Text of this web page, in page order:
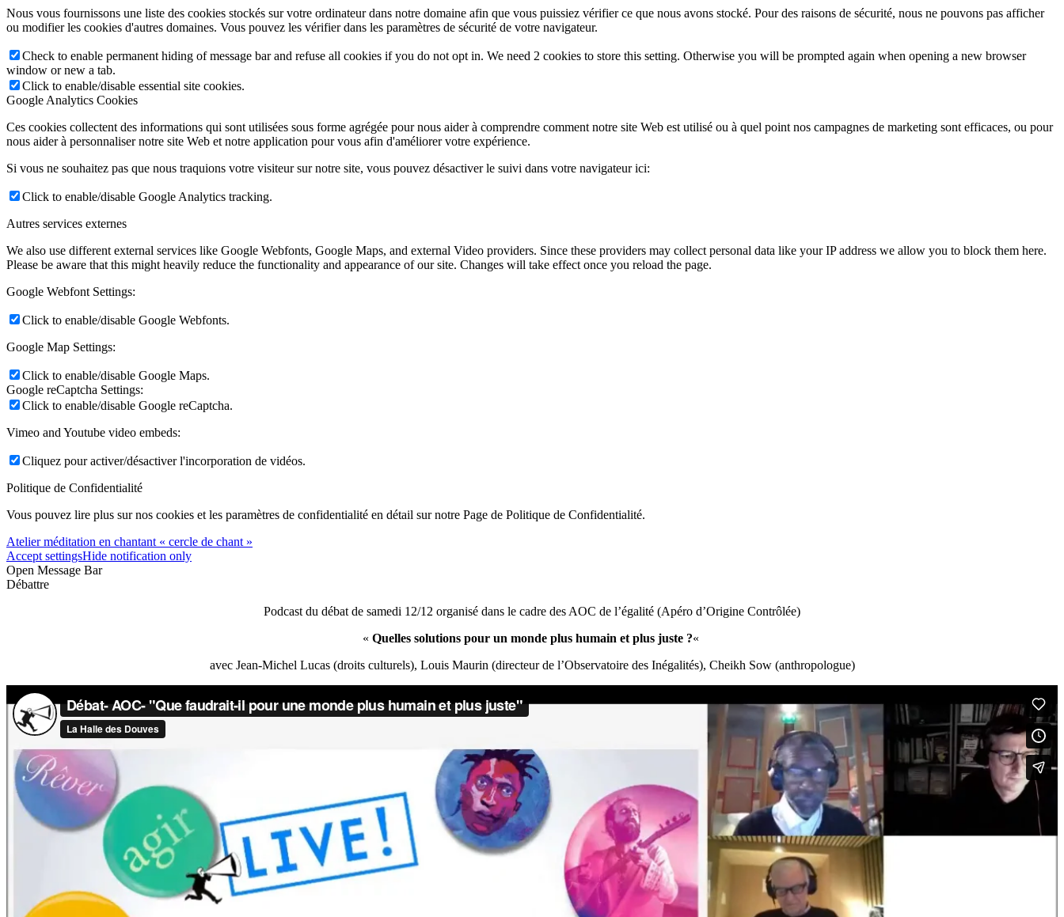
Nous vous fournissons une liste des cookies stockés sur votre ordinateur dans notre domaine afin que vous puissiez vérifier ce que nous avons stocké. Pour des raisons de sécurité, nous ne pouvons pas afficher
ou modifier les cookies d'autres domaines. Vous pouvez les vérifier dans les paramètres de sécurité de votre navigateur.
Check to enable permanent hiding of message bar and refuse all cookies if you do not opt in. We need 2 cookies to store this setting. Otherwise you will be prompted again when opening a new browser
window or new a tab.
Click to enable/disable essential site cookies.
Google Analytics Cookies
Ces cookies collectent des informations qui sont utilisées sous forme agrégée pour nous aider à comprendre comment notre site Web est utilisé ou à quel point nos campagnes de marketing sont efficaces, ou pour
nous aider à personnaliser notre site Web et notre application pour vous afin d'améliorer votre expérience.
Si vous ne souhaitez pas que nous traquions votre visiteur sur notre site, vous pouvez désactiver le suivi dans votre navigateur ici:
Click to enable/disable Google Analytics tracking.
Autres services externes
We also use different external services like Google Webfonts, Google Maps, and external Video providers. Since these providers may collect personal data like your IP address we allow you to block them here.
Please be aware that this might heavily reduce the functionality and appearance of our site. Changes will take effect once you reload the page.
Google Webfont Settings:
Click to enable/disable Google Webfonts.
Google Map Settings:
Click to enable/disable Google Maps.
Google reCaptcha Settings:
Click to enable/disable Google reCaptcha.
Vimeo and Youtube video embeds:
Cliquez pour activer/désactiver l'incorporation de vidéos.
Politique de Confidentialité
Vous pouvez lire plus sur nos cookies et les paramètres de confidentialité en détail sur notre Page de Politique de Confidentialité.
Atelier méditation en chantant « cercle de chant »
Accept settingsHide notification only
Open Message Bar
Débattre
Podcast du débat de samedi 12/12 organisé dans le cadre des AOC de l’égalité (Apéro d’Origine Contrôlée)
« Quelles solutions pour un monde plus humain et plus juste ?«
avec Jean-Michel Lucas (droits culturels), Louis Maurin (directeur de l’Observatoire des Inégalités), Cheikh Sow (anthropologue)